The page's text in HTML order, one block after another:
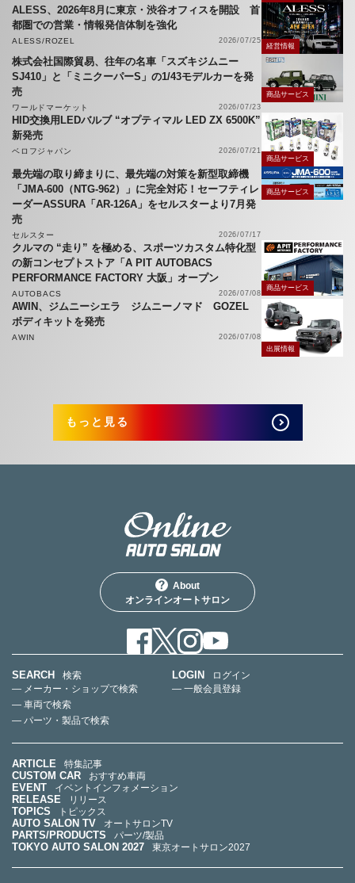
ALESS、2026年8月に東京・渋谷オフィスを開設 首
都圏での営業・情報発信体制を強化
ALESS/ROZEL 2026/07/25
経営情報
株式会社国際貿易、往年の名車「スズキジムニー
SJ410」と「ミニクーパーS」の1/43モデルカーを発
売
ワールドマーケット 2026/07/23
商品サービス
HID交換用LEDバルブ “オプティマル LED ZX 6500K”
新発売
ベロフジャパン
2026/07/21
商品サービス
最先端の取り締まりに、最先端の対策を新型取締機
「JMA-600（NTG-962）」に完全対応！セーフティレ
ーダーASSURA「AR-126A」をセルスターより7月発
売
セルスター 2026/07/17
商品サービス
クルマの “走り” を極める、スポーツカスタム特化型
の新コンセプトストア「A PIT AUTOBACS
PERFORMANCE FACTORY 大阪」オープン
AUTOBACS 2026/07/08
商品サービス
AWIN、ジムニーシエラ ジムニーノマド GOZEL
ボディキットを発売
AWIN
2026/07/08
出展情報
もっと見る
About
オンラインオートサロン
SEARCH
検索
— メーカー・ショップで検索
— 車両で検索
— パーツ・製品で検索
LOGIN
ログイン
— 一般会員登録
ARTICLE 特集記事
CUSTOM CAR おすすめ車両
EVENT イベントインフォメーション
RELEASE リリース
TOPICS トピックス
AUTO SALON TV オートサロンTV
PARTS/PRODUCTS パーツ/製品
TOKYO AUTO SALON 2027 東京オートサロン2027